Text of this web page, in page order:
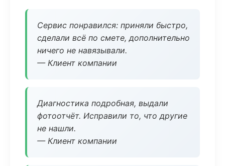
Сервис понравился: приняли быстро,
сделали всё по смете, дополнительно
ничего не навязывали.
— Клиент компании
Диагностика подробная, выдали
фотоотчёт. Исправили то, что другие
не нашли.
— Клиент компании